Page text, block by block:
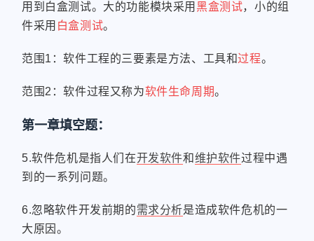
用到白盒测试。大的功能模块采用 黑盒测试，小的组
件采用 白盒测试。
范围1：软件工程的三要素是方法、工具和过程。
范围2：软件过程又称为软件生命周期。
第一章填空题：
5.软件危机是指人们在开发软件和维护软件过程中遇
到的一系列问题。
6.忽略软件开发前期的需求分析是造成软件危机的一
大原因。